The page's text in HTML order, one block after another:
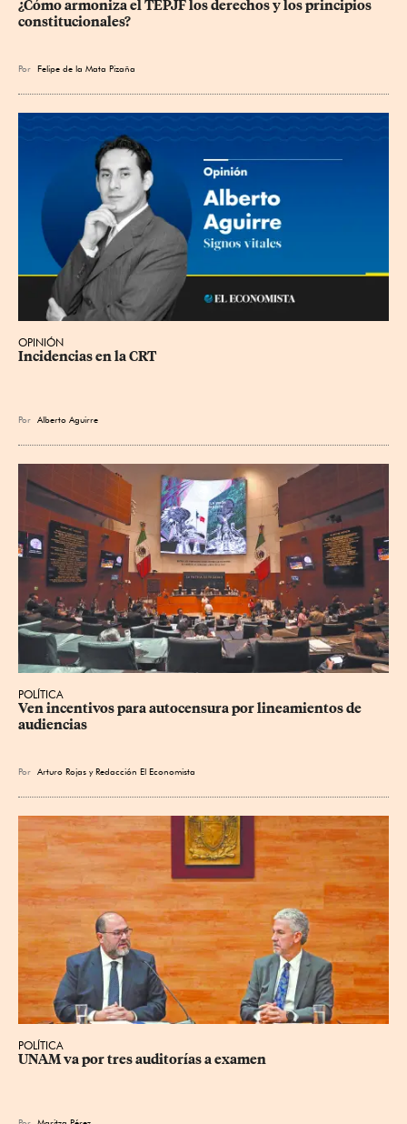
¿Cómo armoniza el TEPJF los derechos y los principios
constitucionales?
Por Felipe de la Mata Pizaña
OPINIÓN
Incidencias en la CRT
Por Alberto Aguirre
POLÍTICA
Ven incentivos para autocensura por lineamientos de
audiencias
Por Arturo Rojas yRedacción El Economista
POLÍTICA
UNAM va por tres auditorías a examen